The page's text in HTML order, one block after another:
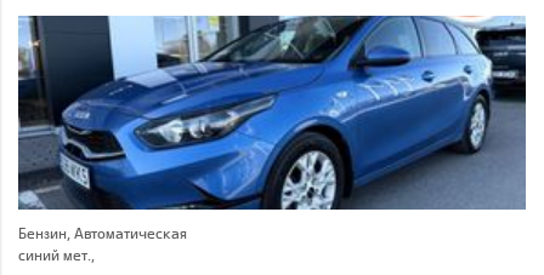
Бензин, Автоматическая
синий мет.,